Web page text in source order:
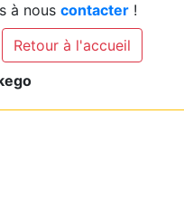
à nous contacter !
Retour à l'accueil